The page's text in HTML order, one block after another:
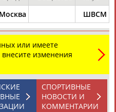
Магомед
АБДУЛКАГИРОВ
Назир
АБДУЛЛАЕВ
Москва ШВСМ
или имеете
изменения
СПОРТИВНЫЕ
НОВОСТИ И
КОММЕНТАРИИ